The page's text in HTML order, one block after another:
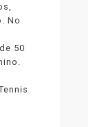
No
50